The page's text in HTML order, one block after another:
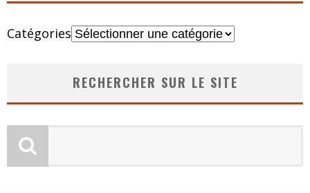
Catégories
RECHERCHER SUR LE SITE